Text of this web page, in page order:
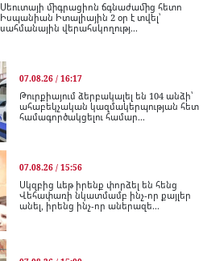
Սեուտայի միգրացիոն ճգնաժամից հետո
Իսպանիան Իտալիային 2 օր է տվել՝
սահմանային վերահսկողությ...
07.08.26 / 16:17
Թուրքիայում ձերբակալել են 104 անձի՝
ահաբեկչական կազմակերպության հետ
համագործակցելու համար...
07.08.26 / 15:56
Սկզբից ևեթ իրենք փորձել են հենց
Վեհափառի նկատմամբ ինչ-որ քայլեր
անել, իրենց ինչ-որ աներազե...